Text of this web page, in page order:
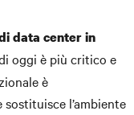
data center in
di oggi è più critico e
è
l’ambiente